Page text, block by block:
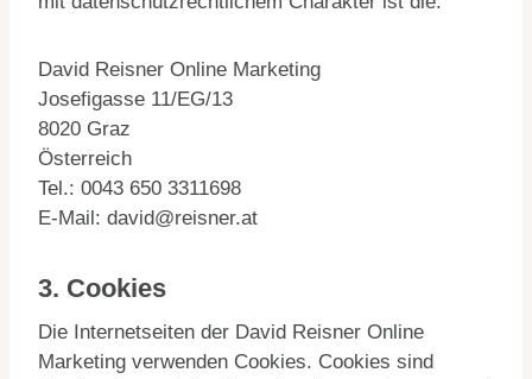
David Reisner Online Marketing
Josefigasse 11/EG/13
8020 Graz
Österreich
Tel.: 0043 650 3311698
E-Mail: david@reisner.at
3. Cookies
Die Internetseiten der David Reisner Online
Marketing verwenden Cookies. Cookies sind